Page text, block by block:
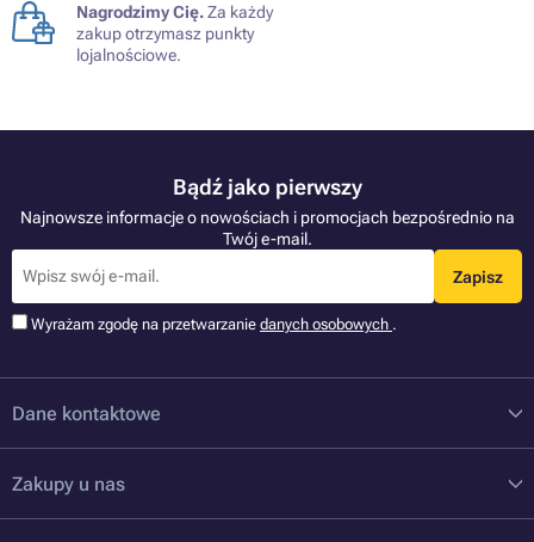
Nagrodzimy Cię.Za każdy
zakup otrzymasz punkty
lojalnościowe.
Bądź jako pierwszy
Najnowsze informacje o nowościach i promocjach bezpośrednio na
Twój e-mail.
Zapisz
Wyrażam zgodę na przetwarzanie danych osobowych .
Dane kontaktowe
Zakupy u nas